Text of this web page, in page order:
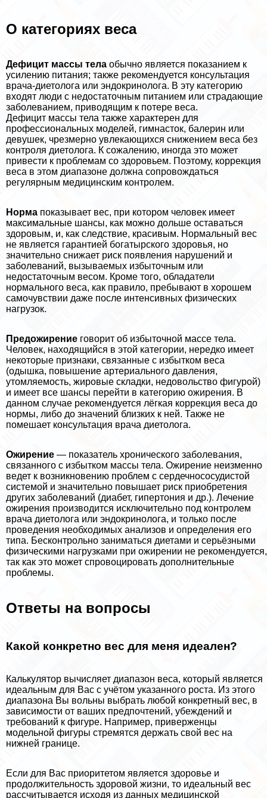
О категориях веса
Дефицит массы тела обычно является показанием к
усилению питания; также рекомендуется консультация
врача-диетолога или эндокринолога. В эту категорию
входят люди с недостаточным питанием или страдающие
заболеванием, приводящим к потере веса.
Дефицит массы тела также хаpaктерен для
профессиональных моделей, гимнасток, балерин или
дeвyшек, чрезмерно увлекающихся снижением веса без
контроля диетолога. К сожалению, иногда это может
привести к проблемам со здоровьем. Поэтому, коррекция
веса в этом диапазоне должна сопровождаться
регулярным медицинским контролем.
Норма показывает вес, при котором человек имеет
максимальные шансы, как можно дольше оставаться
здоровым, и, как следствие, красивым. Нормальный вес
не является гарантией богатырского здоровья, но
значительно снижает риск появления нарушений и
заболеваний, вызываемых избыточным или
недостаточным весом. Кроме того, обладатели
нормального веса, как правило, пребывают в хорошем
самочувствии даже после интенсивных физических
нагрузок.
Предожирение говорит об избыточной массе тела.
Человек, находящийся в этой категории, нередко имеет
некоторые признаки, связанные с избытком веса
(одышка, повышение артериального давления,
утомляемость, жировые складки, недовольство фигурой)
и имеет все шансы перейти в категорию ожирения. В
данном случае рекомендуется лёгкая коррекция веса до
нормы, либо до значений близких к ней. Также не
помешает консультация врача диетолога.
Ожирение — показатель хронического заболевания,
связанного с избытком массы тела. Ожирение неизменно
ведет к возникновению проблем с сердечнососудистой
системой и значительно повышает риск приобретения
других заболеваний (диабет, гипертония и др.). Лечение
ожирения производится исключительно под контролем
врача диетолога или эндокринолога, и только после
проведения необходимых анализов и определения его
типа. Бесконтрольно заниматься диетами и серьёзными
физическими нагрузками при ожирении не рекомендуется,
так как это может спровоцировать дополнительные
проблемы.
Ответы на вопросы
Какой конкретно вес для меня идеален?
Калькулятор вычисляет диапазон веса, который является
идеальным для Вас с учётом указанного роста. Из этого
диапазона Вы вольны выбрать любой конкретный вес, в
зависимости от ваших предпочтений, убеждений и
требований к фигуре. Например, приверженцы
модельной фигуры стремятся держать свой вес на
нижней границе.
Если для Вас приоритетом является здоровье и
продолжительность здоровой жизни, то идеальный вес
рассчитывается исходя из данных медицинской